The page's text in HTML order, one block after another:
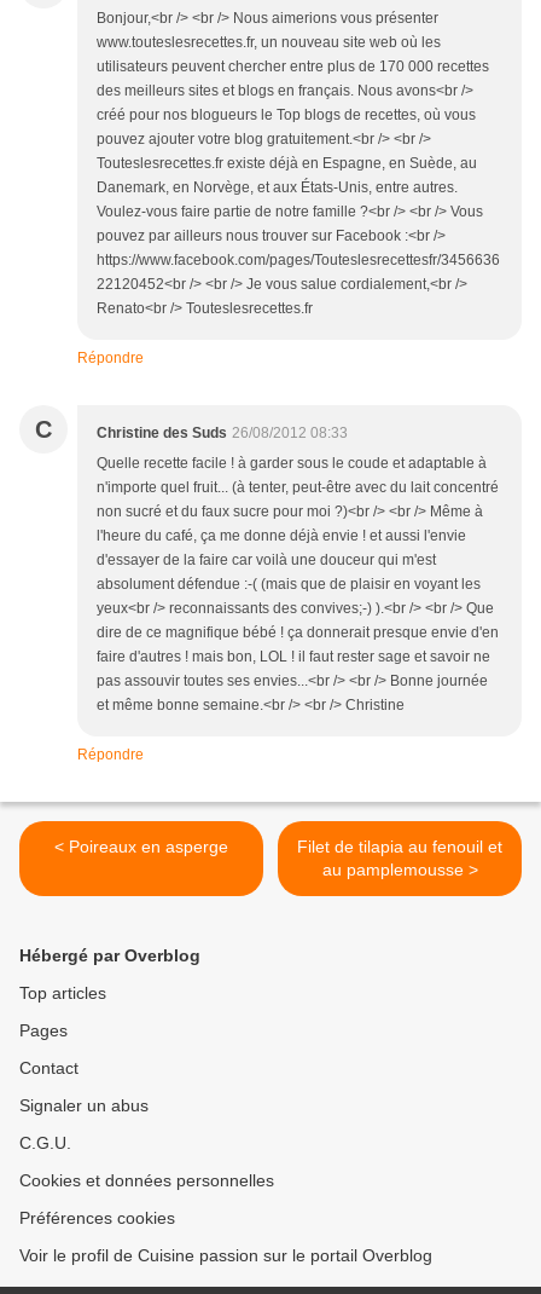
Bonjour,<br /> <br /> Nous aimerions vous présenter
www.touteslesrecettes.fr, un nouveau site web où les
utilisateurs peuvent chercher entre plus de 170 000 recettes
des meilleurs sites et blogs en français. Nous avons<br />
créé pour nos blogueurs le Top blogs de recettes, où vous
pouvez ajouter votre blog gratuitement.<br /> <br />
Touteslesrecettes.fr existe déjà en Espagne, en Suède, au
Danemark, en Norvège, et aux États-Unis, entre autres.
Voulez-vous faire partie de notre famille ?<br /> <br /> Vous
pouvez par ailleurs nous trouver sur Facebook :<br />
https://www.facebook.com/pages/Touteslesrecettesfr/3456636
22120452<br /> <br /> Je vous salue cordialement,<br />
Renato<br /> Touteslesrecettes.fr
Répondre
C Christine des Suds 26/08/2012 08:33
Quelle recette facile ! à garder sous le coude et adaptable à
n'importe quel fruit... (à tenter, peut-être avec du lait concentré
non sucré et du faux sucre pour moi ?)<br /> <br /> Même à
l'heure du café, ça me donne déjà envie ! et aussi l'envie
d'essayer de la faire car voilà une douceur qui m'est
absolument défendue :-( (mais que de plaisir en voyant les
yeux<br /> reconnaissants des convives;-) ).<br /> <br /> Que
dire de ce magnifique bébé ! ça donnerait presque envie d'en
faire d'autres ! mais bon, LOL ! il faut rester sage et savoir ne
pas assouvir toutes ses envies...<br /> <br /> Bonne journée
et même bonne semaine.<br /> <br /> Christine
Répondre
< Poireaux en asperge
Filet de tilapia au fenouil et
au pamplemousse >
Hébergé par Overblog
Top articles
Pages
Contact
Signaler un abus
C.G.U.
Cookies et données personnelles
Préférences cookies
Voir le profil de Cuisine passion sur le portail Overblog